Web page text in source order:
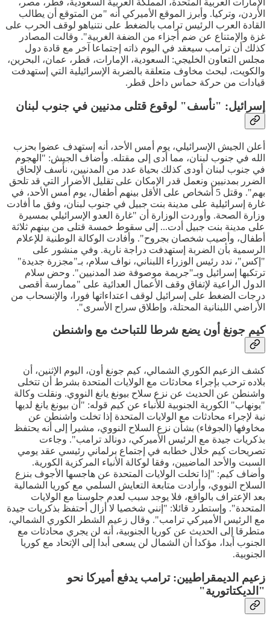
الإمارات العربية المتحدة، المملكة العربية السعودية، قطر، مصر،
الأردن، وتركيا. وأبرز الموقع الأميركي أنه "من المتوقع أن يطالب
القادة العرب الرئيس ترامب بالضغط على نتنياهو لوقف الحرب على
غزة والإمتناع عن ضم أجزاء من الضفة الغربية". وقالت المصادر
كذلك أن ترامب سيعقد في اليوم ذاته إجتماعا آخر مع قادة دول
مجلس التعاون الخليجي: السعودية، الإمارات، قطر، عمان، البحرين،
والكويت، لبحث مخاوف متعلقة بالضربة الإسرائيلية التي إستهدفت
قيادات من حركة حماس داخل قطر.
إسرائيل: "نأسف" لوقوع قتلى مدنيين في جنوب لبنان
أعلن الجيش الإسرائيلي، يوم أمس الأحد، أنه إستهدف عضوا بحزب
الله في جنوب لبنان، مما أدى إلى مقتله. وأضاف الجيش: "الهجوم
في جنوب لبنان أودى كذلك بحياة عدد من المدنيين، نأسف لإلحاق
الضرر بمدنيين ونعمل قدر الإمكان على تقليل الأضرار التي قد تلحق
بهم". وقتل 5 أشخاص على الأقل بينهم أطفال، يوم أمس الأحد، في
غارة إسرائيلية على مدينة بنت جبيل في جنوب لبنان، وفق ما أفادت
وزارة الصحة. وأوردت الوزارة أن "غارة العدو الإسرائيلي بمسيرة
على مدينة بنت جبيل أدت... إلى سقوط خمسة قتلى من بينهم ثلاثة
أطفال، وأصيب شخصان بجروح". وأفادت الوكالة الوطنية للإعلام
الرسمية بأن الضربة إستهدفت دراجة نارية. وفي منشور على
"إكس"، ندد رئيس الوزراء اللبناني، نواف سلام، بـ"مجزرة جديدة"
ترتكبها إسرائيل وبـ"جريمة موصوفة ضد المدنيين". وحض سلام
الدول الراعية لإتفاق وقف الأعمال العدائية على "ممارسة أقصى
درجات الضغط على إسرائيل لوقف اعتداءاتها فورا، والإنسحاب من
الأراضي اللبنانية المحتلة، وإطلاق سراح الأسرى".
كيم جونغ أون يضع شرطا للتباحث مع واشنطن
كشف الزعيم الكوري الشمالي، كيم جونغ أون، اليوم الإثنين، أن
بلاده ترحب بإجراء محادثات مع الولايات المتحدة بشرط أن تتخلى
واشنطن عن الحديث عن نزع سلاح بيونغ يانغ النووي. ونقلت وكالة
"يونهاب" الكورية الجنوبية للأنباء عن كيم قوله: "أن بيونغ يانغ لديها
نية لإجراء محادثات مع الولايات المتحدة إذا تخلت واشنطن عن
مخاوفها (الجوفاء) بشأن نزع السلاح النووي، مشيرا إلى أنه يحتفظ
بذكريات جيدة مع الرئيس الأميركي، دونالد ترامب". وجاءت
تصريحات كيم خلال خطابه في إجتماع برلماني رئيسي عقد يومي
السبت والأحد الماضيين، وفقا لوكالة الأنباء المركزية الكورية.
وأضاف كيم: "إذا تخلت الولايات المتحدة عن هاجسها الأجوف بنزع
السلاح النووي، وأرادت متابعة التعايش السلمي مع كوريا الشمالية
بعد الإعتراف بالواقع، فلا يوجد سبب لعدم جلوسنا مع الولايات
المتحدة". وإستطرد قائلا: "إنني شخصيا لا أزال أحتفظ بذكريات جيدة
مع الرئيس الأميركي ترامب". وقال زعيم الشطر الكوري الشمالي،
متطرقا إلى الحديث عن كوريا الجنوبية، أنه لن يجري محادثات مع
الجنوب أبدا، مؤكدا أن الشمال لن يسعى أبدا إلى الإتحاد مع كوريا
الجنوبية.
زعيم الديمقراطيين: ترامب يدفع أميركا نحو
"الديكتاتورية"